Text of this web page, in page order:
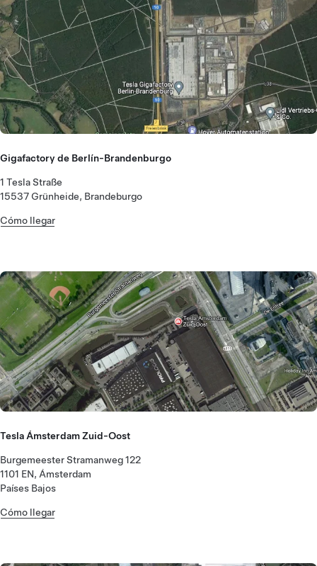
Gigafactory de Berlín-Brandenburgo
1 Tesla Straße
15537 Grünheide, Brandeburgo
Cómo llegar
Tesla Ámsterdam Zuid-Oost
Burgemeester Stramanweg 122
1101 EN, Ámsterdam
Países Bajos
Cómo llegar